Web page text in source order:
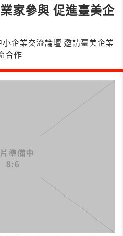
家參與 促進臺美企
企業交流論壇 邀請臺美企業
合作